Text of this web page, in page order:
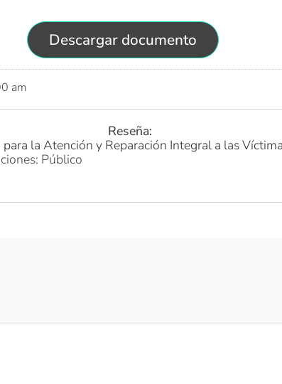
Descargar documento
am
Reseña:
la Atención y Reparación Integral a las
Público